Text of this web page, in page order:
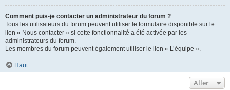
Comment puis-je contacter un administrateur du forum ?
Tous les utilisateurs du forum peuvent utiliser le formulaire disponible sur le
lien « Nous contacter » si cette fonctionnalité a été activée par les
administrateurs du forum.
Les membres du forum peuvent également utiliser le lien « L’équipe ».
Haut
Aller